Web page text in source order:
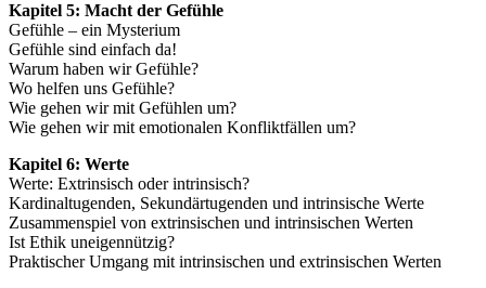
Kapitel 5: Macht der Gefühle
Gefühle – ein Mysterium
Gefühle sind einfach da!
Warum haben wir Gefühle?
Wo helfen uns Gefühle?
Wie gehen wir mit Gefühlen um?
Wie gehen wir mit emotionalen Konfliktfällen um?
Kapitel 6: Werte
Werte: Extrinsisch oder intrinsisch?
Kardinaltugenden, Sekundärtugenden und intrinsische Werte
Zusammenspiel von extrinsischen und intrinsischen Werten
Ist Ethik uneigennützig?
Praktischer Umgang mit intrinsischen und extrinsischen Werten